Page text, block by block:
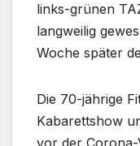
links-grünen
langweilig
Woche später
Die 70-jährige
Kabarettshow